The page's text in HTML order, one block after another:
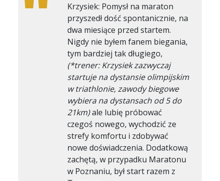
Krzysiek: Pomysł na maraton
przyszedł dość spontanicznie, na
dwa miesiące przed startem.
Nigdy nie byłem fanem biegania,
tym bardziej tak długiego,
(*trener: Krzysiek zazwyczaj
startuje na dystansie olimpijskim
w triathlonie, zawody biegowe
wybiera na dystansach od 5 do
21km)ale lubię próbować
czegoś nowego, wychodzić ze
strefy komfortu i zdobywać
nowe doświadczenia. Dodatkową
zachętą, w przypadku Maratonu
w Poznaniu, był start razem z